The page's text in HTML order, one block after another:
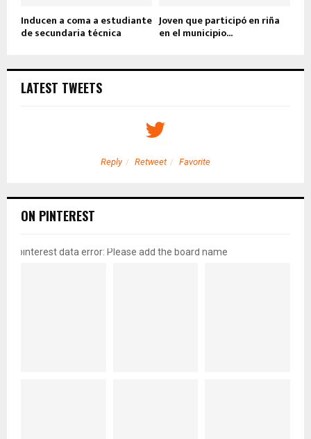
Inducen a coma a estudiante
de secundaria técnica
Joven que participó en riña
en el municipio...
LATEST TWEETS
Reply Retweet Favorite
ON PINTEREST
pinterest data error: Please add the board name